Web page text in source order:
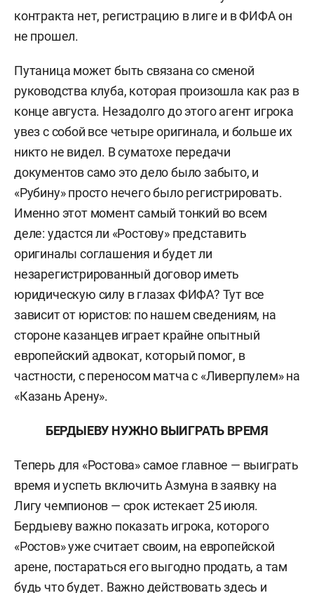
контракта нет, регистрацию в лиге и в ФИФА он
не прошел.
Путаница может быть связана со сменой
руководства клуба, которая произошла как раз в
конце августа. Незадолго до этого агент игрока
увез с собой все четыре оригинала, и больше их
никто не видел. В суматохе передачи
документов само это дело было забыто, и
«Рубину» просто нечего было регистрировать.
Именно этот момент самый тонкий во всем
деле: удастся ли «Ростову» представить
оригиналы соглашения и будет ли
незарегистрированный договор иметь
юридическую силу в глазах ФИФА? Тут все
зависит от юристов: по нашем сведениям, на
стороне казанцев играет крайне опытный
европейский адвокат, который помог, в
частности, с переносом матча с «Ливерпулем» на
«Казань Арену».
БЕРДЫЕВУ НУЖНО ВЫИГРАТЬ ВРЕМЯ
Теперь для «Ростова» самое главное — выиграть
время и успеть включить Азмуна в заявку на
Лигу чемпионов — срок истекает 25 июля.
Бердыеву важно показать игрока, которого
«Ростов» уже считает своим, на европейской
арене, постараться его выгодно продать, а там
будь что будет. Важно действовать здесь и